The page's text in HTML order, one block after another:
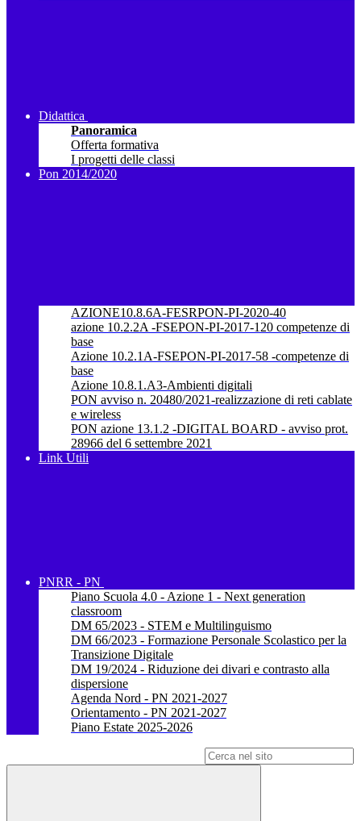
Didattica
Panoramica
Offerta formativa
I progetti delle classi
Pon 2014/2020
AZIONE10.8.6A-FESRPON-PI-2020-40
azione 10.2.2A -FSEPON-PI-2017-120 competenze di
base
Azione 10.2.1A-FSEPON-PI-2017-58 -competenze di
base
Azione 10.8.1.A3-Ambienti digitali
PON avviso n. 20480/2021-realizzazione di reti cablate
e wireless
PON azione 13.1.2 -DIGITAL BOARD - avviso prot.
28966 del 6 settembre 2021
Link Utili
PNRR - PN
Piano Scuola 4.0 - Azione 1 - Next generation
classroom
DM 65/2023 - STEM e Multilinguismo
DM 66/2023 - Formazione Personale Scolastico per la
Transizione Digitale
DM 19/2024 - Riduzione dei divari e contrasto alla
dispersione
Agenda Nord - PN 2021-2027
Orientamento - PN 2021-2027
Piano Estate 2025-2026